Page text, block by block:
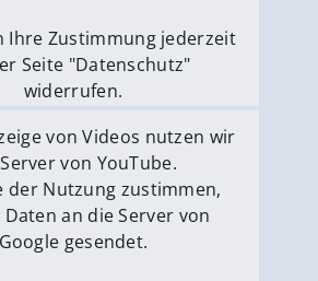
Ihre Zustimmung jederzeit
Seite "Datenschutz"
widerrufen.
Medien erlauben
von Videos nutzen wir
von YouTube.
der Nutzung zustimmen,
an die Server von
Google gesendet.